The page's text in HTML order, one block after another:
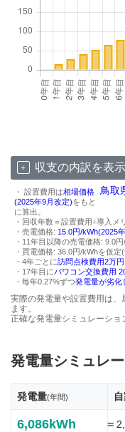
収支の内訳を表
鳥取
・ 設置費用は相場価格
(2025年9月改定)をもと
に算出。
・回収年数＝設置費用÷導入メ
・売電価格: 15.0円/kWh(2025
・11年目以降の売電価格: 9.0円
・買電価格: 36.0円/kWhを仮
・4年ごとに訪問点検費用2万円
・17年目にパワコン交換費用
・毎年0.27%ずつ発電量が劣化
実際の発電量や設置費用は、
ます。
正確な発電量シミュレーショ
発電量シミュレ
発電量(年間)
6,086kWh =